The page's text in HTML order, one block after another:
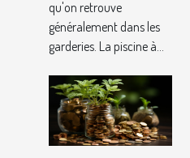
qu'on retrouve
généralement dans les
garderies. La piscine à...